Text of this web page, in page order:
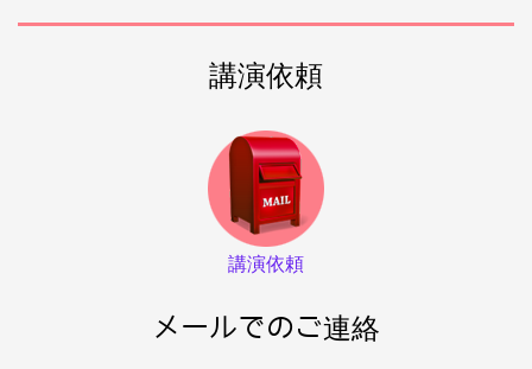
講演依頼
講演依頼
メールでのご連絡